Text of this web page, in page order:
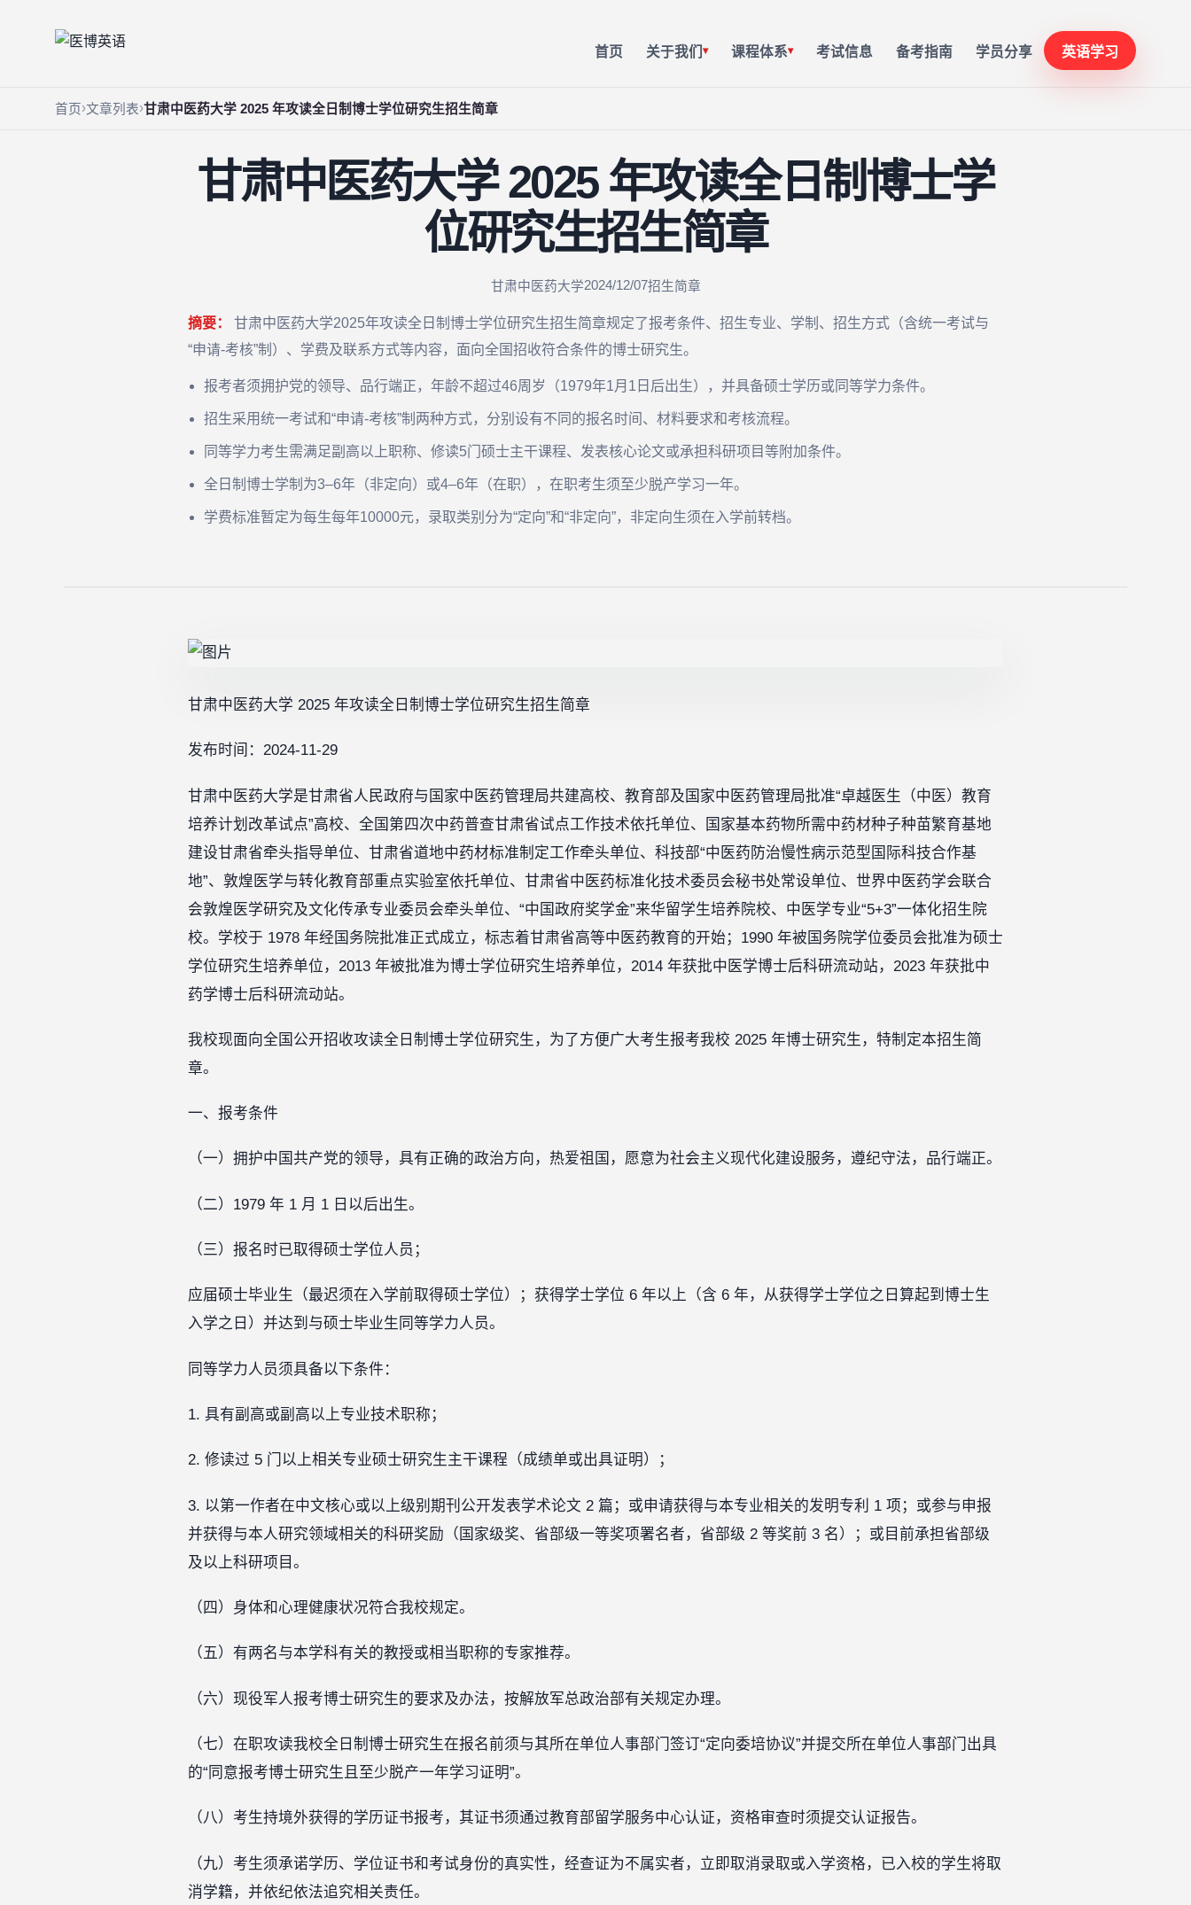
首页 关于我们 ▾ 课程体系▾ 考试信息 备考指南 学员分享 英语学习
首页 文章列表 甘肃中医药大学 2025 年攻读全日制博士学位研究生招生简章
甘肃中医药大学 2025 年攻读全日制博士学
位研究生招生简章
甘肃中医药大学2024/12/07招生简章
摘要：
甘肃中医药大学2025年攻读全日制博士学位研究生招生简章规定了报考条件、招生专业、学制、招生方式（含统一考试与
“申请-考核”制）、学费及联系方式等内容，面向全国招收符合条件的博士研究生。
报考者须拥护党的领导、品行端正，年龄不超过46周岁（1979年1月1日后出生），并具备硕士学历或同等学力条件。
招生采用统一考试和“申请-考核”制两种方式，分别设有不同的报名时间、材料要求和考核流程。
同等学力考生需满足副高以上职称、修读5门硕士主干课程、发表核心论文或承担科研项目等附加条件。
全日制博士学制为3–6年（非定向）或4–6年（在职），在职考生须至少脱产学习一年。
学费标准暂定为每生每年10000元，录取类别分为“定向”和“非定向”，非定向生须在入学前转档。
甘肃中医药大学 2025 年攻读全日制博士学位研究生招生简章
发布时间：2024-11-29
甘肃中医药大学是甘肃省人民政府与国家中医药管理局共建高校、教育部及国家中医药管理局批准“卓越医生（中医）教育
培养计划改革试点”高校、全国第四次中药普查甘肃省试点工作技术依托单位、国家基本药物所需中药材种子种苗繁育基地
建设甘肃省牵头指导单位、甘肃省道地中药材标准制定工作牵头单位、科技部“中医药防治慢性病示范型国际科技合作基
地”、敦煌医学与转化教育部重点实验室依托单位、甘肃省中医药标准化技术委员会秘书处常设单位、世界中医药学会联合
会敦煌医学研究及文化传承专业委员会牵头单位、“中国政府奖学金”来华留学生培养院校、中医学专业“5+3”一体化招生院
校。学校于 1978 年经国务院批准正式成立，标志着甘肃省高等中医药教育的开始；1990 年被国务院学位委员会批准为硕士
学位研究生培养单位，2013 年被批准为博士学位研究生培养单位，2014 年获批中医学博士后科研流动站，2023 年获批中
药学博士后科研流动站。
我校现面向全国公开招收攻读全日制博士学位研究生，为了方便广大考生报考我校 2025 年博士研究生，特制定本招生简
章。
一、报考条件
（一）拥护中国共产党的领导，具有正确的政治方向，热爱祖国，愿意为社会主义现代化建设服务，遵纪守法，品行端正。‍
（二）1979 年 1 月 1 日以后出生。
（三）报名时已取得硕士学位人员；
应届硕士毕业生（最迟须在入学前取得硕士学位）；获得学士学位 6 年以上（含 6 年，从获得学士学位之日算起到博士生
入学之日）并达到与硕士毕业生同等学力人员。
同等学力人员须具备以下条件：
1. 具有副高或副高以上专业技术职称；
2. 修读过 5 门以上相关专业硕士研究生主干课程（成绩单或出具证明）；
3. 以第一作者在中文核心或以上级别期刊公开发表学术论文 2 篇；或申请获得与本专业相关的发明专利 1 项；或参与申报
并获得与本人研究领域相关的科研奖励（国家级奖、省部级一等奖项署名者，省部级 2 等奖前 3 名）；或目前承担省部级
及以上科研项目。
（四）身体和心理健康状况符合我校规定。
（五）有两名与本学科有关的教授或相当职称的专家推荐。
（六）现役军人报考博士研究生的要求及办法，按解放军总政治部有关规定办理。
（七）在职攻读我校全日制博士研究生在报名前须与其所在单位人事部门签订“定向委培协议”并提交所在单位人事部门出具
的“同意报考博士研究生且至少脱产一年学习证明”。
（八）考生持境外获得的学历证书报考，其证书须通过教育部留学服务中心认证，资格审查时须提交认证报告。
（九）考生须承诺学历、学位证书和考试身份的真实性，经查证为不属实者，立即取消录取或入学资格，已入校的学生将取
消学籍，并依纪依法追究相关责任。